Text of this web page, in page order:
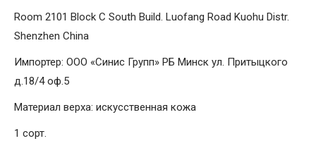
Room 2101 Block C South Build. Luofang Road Kuohu Distr.
Shenzhen China
Импортер: ООО «Синис Групп» РБ Минск ул. Притыцкого
д.18/4 оф.5
Материал верха: искусственная кожа
1 сорт.